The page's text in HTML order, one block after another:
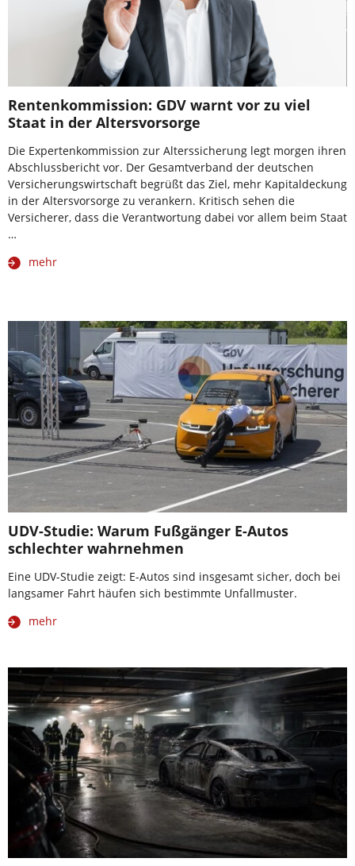
Rentenkommission: GDV warnt vor zu viel
Staat in der Altersvorsorge
Die Expertenkommission zur Alterssicherung legt morgen ihren
Abschlussbericht vor. Der Gesamtverband der deutschen
Versicherungswirtschaft begrüßt das Ziel, mehr Kapitaldeckung
in der Altersvorsorge zu verankern. Kritisch sehen die
Versicherer, dass die Verantwortung dabei vor allem beim Staat
…
mehr
UDV-Studie: Warum Fußgänger E-Autos
schlechter wahrnehmen
Eine UDV-Studie zeigt: E-Autos sind insgesamt sicher, doch bei
langsamer Fahrt häufen sich bestimmte Unfallmuster.
mehr